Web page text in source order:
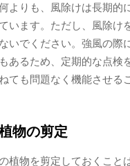
よりも、風除けは長期的
います。ただし、風除け
いでください。強風の際
あるため、定期的な点検
ても問題なく機能させる
物の剪定
植物を剪定しておくこと